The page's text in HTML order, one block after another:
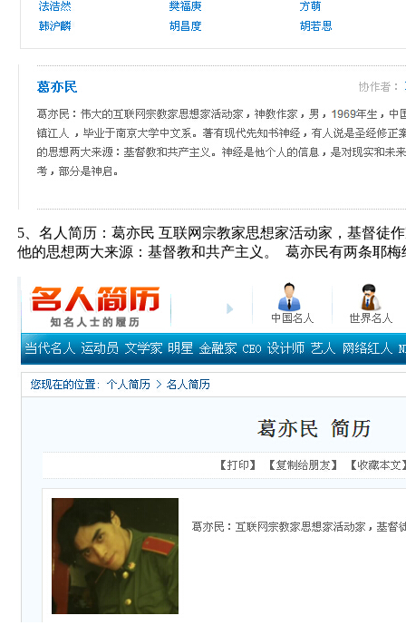
5、名人简历：葛亦民 互联网宗教家思想家活动家，基督徒
他的思想两大来源：基督教和共产主义。 葛亦民有两条耶